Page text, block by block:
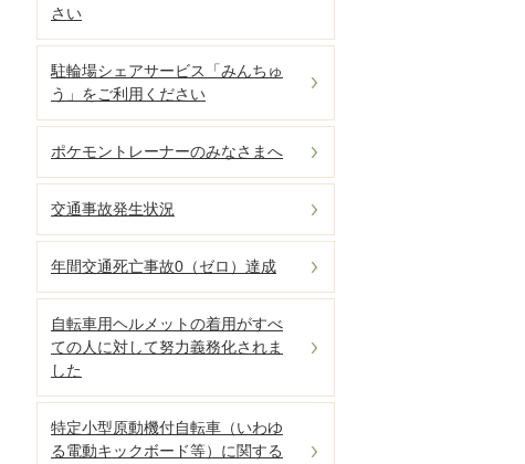
さい
駐輪場シェアサービス「みんちゅ
う」をご利用ください
ポケモントレーナーのみなさまへ
交通事故発生状況
年間交通死亡事故0（ゼロ）達成
自転車用ヘルメットの着用がすべ
ての人に対して努力義務化されま
した
特定小型原動機付自転車（いわゆ
る電動キックボード等）に関する